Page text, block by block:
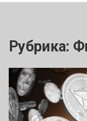
Рубрика: